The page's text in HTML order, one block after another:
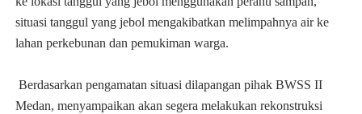
situasi tanggul yang jebol mengakibatkan melimpahnya air ke
lahan perkebunan dan pemukiman warga.
Berdasarkan pengamatan situasi dilapangan pihak BWSS II
Medan, menyampaikan akan segera melakukan rekonstruksi